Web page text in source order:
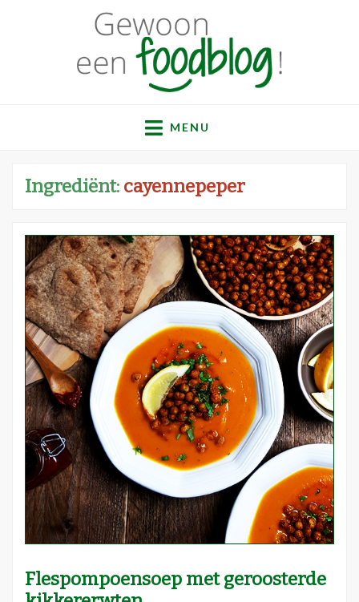
Gewoon een
foodblog!
recepten
MENU
Ingrediënt: cayennepeper
Flespompoensoep met geroosterde